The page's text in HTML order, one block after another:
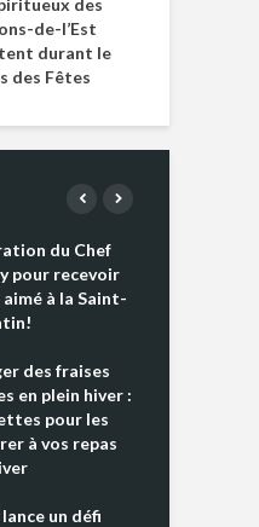
de-l’Est
durant le
des Fêtes
du Chef
pour recevoir
aimé à la Saint-
des fraises
en plein hiver :
pour les
à vos repas
lance un défi